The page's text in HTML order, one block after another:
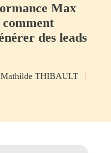
Max
comment
des leads
Mathilde THIBAULT